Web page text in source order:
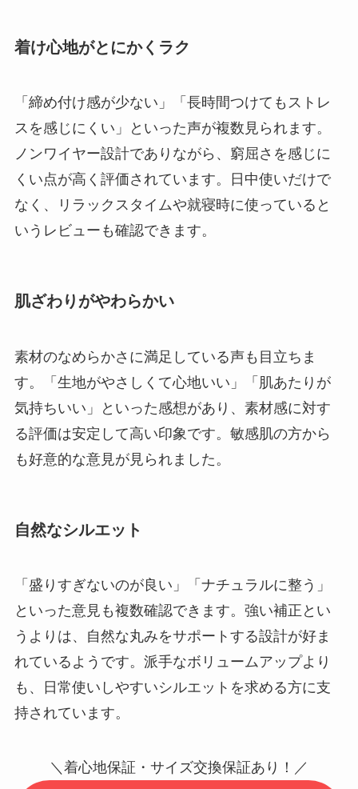
着け心地がとにかくラク
「締め付け感が少ない」「長時間つけてもストレ
スを感じにくい」といった声が複数見られます。
ノンワイヤー設計でありながら、窮屈さを感じに
くい点が高く評価されています。日中使いだけで
なく、リラックスタイムや就寝時に使っていると
いうレビューも確認できます。
肌ざわりがやわらかい
素材のなめらかさに満足している声も目立ちま
す。「生地がやさしくて心地いい」「肌あたりが
気持ちいい」といった感想があり、素材感に対す
る評価は安定して高い印象です。敏感肌の方から
も好意的な意見が見られました。
自然なシルエット
「盛りすぎないのが良い」「ナチュラルに整う」
といった意見も複数確認できます。強い補正とい
うよりは、自然な丸みをサポートする設計が好ま
れているようです。派手なボリュームアップより
も、日常使いしやすいシルエットを求める方に支
持されています。
＼着心地保証・サイズ交換保証あり！／